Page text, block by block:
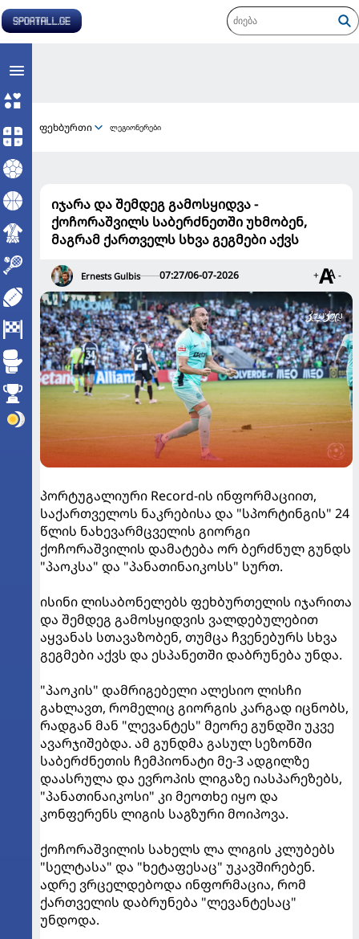
ფეხბურთი ლეგიონერები
იჯარა და შემდეგ გამოსყიდვა -
ქოჩორაშვილს საბერძნეთში უხმობენ,
მაგრამ ქართველს სხვა გეგმები აქვს
Ernests Gulbis 07:27/06-07-2026 + -
პორტუგალიური Record-ის ინფორმაციით,
საქართველოს ნაკრებისა და "სპორტინგის" 24
წლის ნახევარმცველის გიორგი
ქოჩორაშვილის დამატება ორ ბერძნულ გუნდს
"პაოკსა" და "პანათინაიკოსს" სურთ.
ისინი ლისაბონელებს ფეხბურთელის იჯარითა
და შემდეგ გამოსყიდვის ვალდებულებით
აყვანას სთავაზობენ, თუმცა ჩვენებურს სხვა
გეგმები აქვს და ესპანეთში დაბრუნება უნდა.
"პაოკის" დამრიგებელი ალესიო ლისჩი
გახლავთ, რომელიც გიორგის კარგად იცნობს,
რადგან მან "ლევანტეს" მეორე გუნდში უკვე
ავარჯიშებდა. ამ გუნდმა გასულ სეზონში
საბერძნეთის ჩემპიონატი მე-3 ადგილზე
დაასრულა და ევროპის ლიგაზე იასპარეზებს,
"პანათინაიკოსი" კი მეოთხე იყო და
კონფერენს ლიგის საგზური მოიპოვა.
ქოჩორაშვილის სახელს ლა ლიგის კლუბებს
"სელტასა" და "ხეტაფესაც" უკავშირებენ.
ადრე ვრცელდებოდა ინფორმაცია, რომ
ქართველის დაბრუნება "ლევანტესაც"
უნდოდა.